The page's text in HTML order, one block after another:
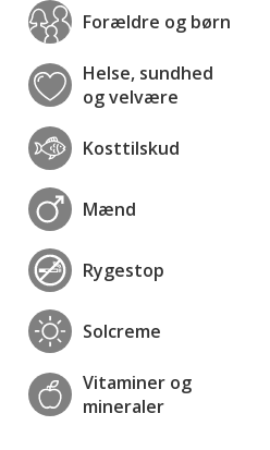
Forældre og børn
Helse, sundhed
og velvære
Kosttilskud
Mænd
Rygestop
Solcreme
Vitaminer og
mineraler